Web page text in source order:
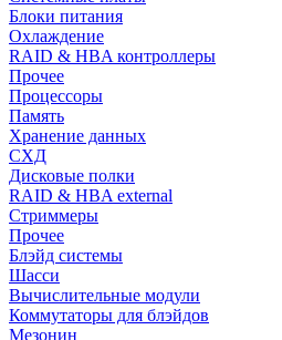
Блоки питания
Охлаждение
RAID & HBA контроллеры
Прочее
Процессоры
Память
Хранение данных
СХД
Дисковые полки
RAID & HBA external
Стриммеры
Прочее
Блэйд системы
Шасси
Вычислительные модули
Коммутаторы для блэйдов
Мезонин